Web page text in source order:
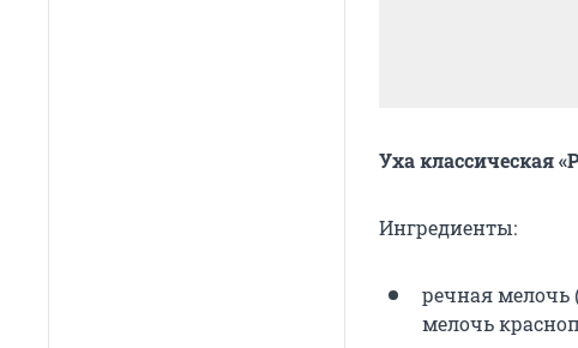
Уха классическая
Ингредиенты:
речная мелочь
мелочь